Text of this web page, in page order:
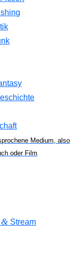
Medium, also
oder Film
& Stream